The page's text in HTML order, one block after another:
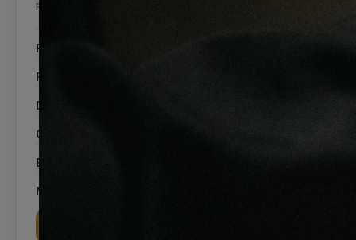
FILTRER LES PRODUITS 29 produits
Prix
Finition
Dimension
Couleur
Essence
Motif